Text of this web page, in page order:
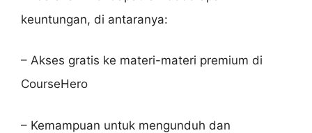
keuntungan, di antaranya:
– Akses gratis ke materi-materi premium di
CourseHero
– Kemampuan untuk mengunduh dan